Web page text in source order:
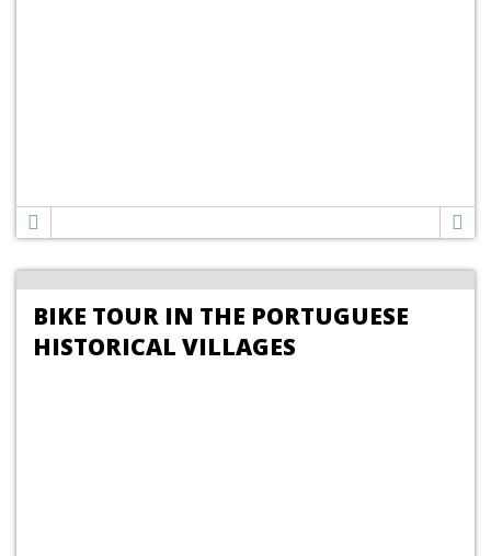
BIKE TOUR IN THE PORTUGUESE
HISTORICAL VILLAGES